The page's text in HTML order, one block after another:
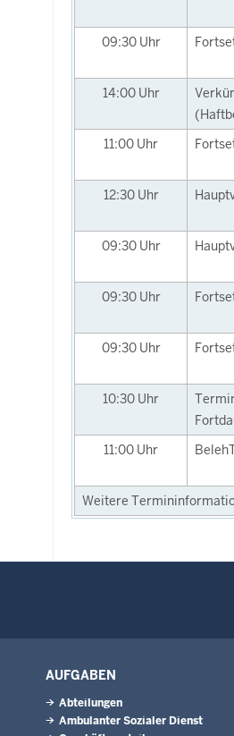
09:30 Uhr
14:00 Uhr
11:00 Uhr
12:30 Uhr
09:30 Uhr
09:30 Uhr
09:30 Uhr
10:30 Uhr
11:00 Uhr
Weitere
AUFGABEN
Abteilungen
Ambulanter Sozialer Dienst